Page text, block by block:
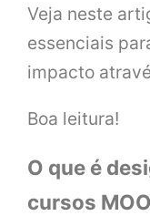
Veja neste
essenciais
impacto
Boa leitura!
O que é
cursos